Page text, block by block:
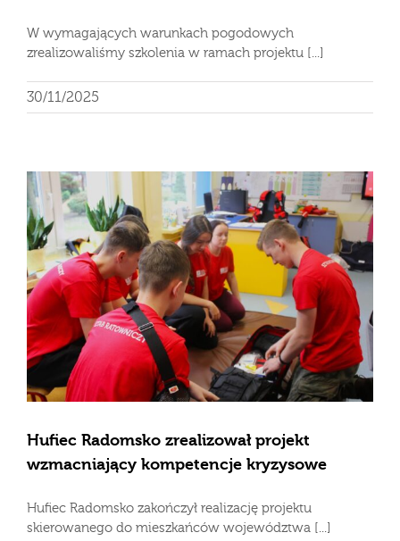
W wymagających warunkach pogodowych
zrealizowaliśmy szkolenia w ramach projektu [...]
30/11/2025
Hufiec Radomsko zrealizował projekt
wzmacniający kompetencje kryzysowe
Hufiec Radomsko zakończył realizację projektu
skierowanego do mieszkańców województwa [...]